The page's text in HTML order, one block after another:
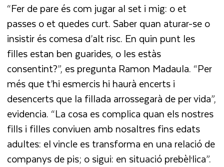
“Fer de pare és com jugar al set i mig: o et
passes o et quedes curt. Saber quan aturar-se o
insistir és comesa d’alt risc. En quin punt les
filles estan ben guarides, o les estàs
consentint?”, es pregunta Ramon Madaula. “Per
més que t’hi esmercis hi haurà encerts i
desencerts que la fillada arrossegarà de per vida”,
evidencia. “La cosa es complica quan els nostres
fills i filles conviuen amb nosaltres fins edats
adultes: el vincle es transforma en una relació de
companys de pis; o sigui: en situació prebèl·lica”.